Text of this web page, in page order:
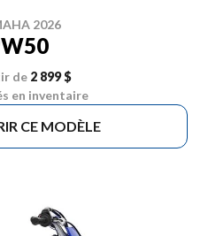
2026
de 2 899 $
en inventaire
CE MODÈLE